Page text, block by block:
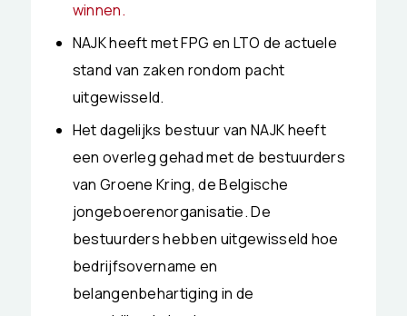
winnen.
NAJK heeft met FPG en LTO de actuele
stand van zaken rondom pacht
uitgewisseld.
Het dagelijks bestuur van NAJK heeft
een overleg gehad met de bestuurders
van Groene Kring, de Belgische
jongeboerenorganisatie. De
bestuurders hebben uitgewisseld hoe
bedrijfsovername en
belangenbehartiging in de